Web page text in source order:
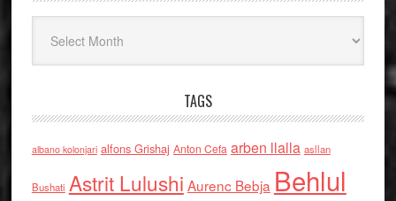
TAGS
albano kolonjari alfons Grishaj Anton Cefa arben llalla asllan
Bushati Astrit Lulushi Aurenc Bebja Behlul